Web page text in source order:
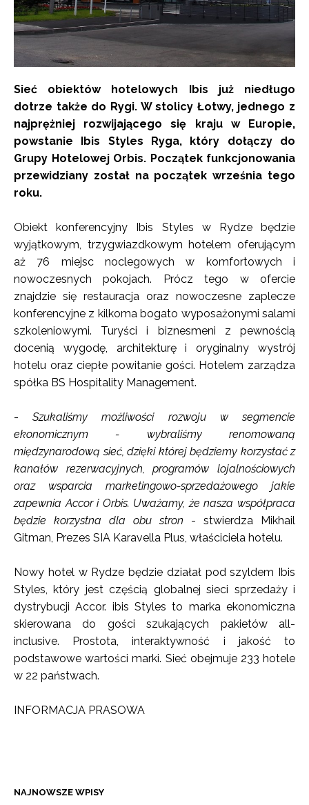
Sieć obiektów hotelowych Ibis już niedługo
dotrze także do Rygi. W stolicy Łotwy, jednego z
najprężniej rozwijającego się kraju w Europie,
powstanie Ibis Styles Ryga, który dołączy do
Grupy Hotelowej Orbis. Początek funkcjonowania
przewidziany został na początek września tego
roku.
Obiekt konferencyjny Ibis Styles w Rydze będzie
wyjątkowym, trzygwiazdkowym hotelem oferującym
aż 76 miejsc noclegowych w komfortowych i
nowoczesnych pokojach. Prócz tego w ofercie
znajdzie się restauracja oraz nowoczesne zaplecze
konferencyjne z kilkoma bogato wyposażonymi salami
szkoleniowymi. Turyści i biznesmeni z pewnością
docenią wygodę, architekturę i oryginalny wystrój
hotelu oraz ciepłe powitanie gości. Hotelem zarządza
spółka BS Hospitality Management.
-Szukaliśmy możliwości rozwoju w segmencie
ekonomicznym - wybraliśmy renomowaną
międzynarodową sieć, dzięki której będziemy korzystać z
kanałów rezerwacyjnych, programów lojalnościowych
oraz wsparcia marketingowo-sprzedażowego jakie
zapewnia Accor i Orbis. Uważamy, że nasza współpraca
będzie korzystna dla obu stron - stwierdza Mikhail
Gitman, Prezes SIA Karavella Plus, właściciela hotelu.
Nowy hotel w Rydze będzie działał pod szyldem Ibis
Styles, który jest częścią globalnej sieci sprzedaży i
dystrybucji Accor. ibis Styles to marka ekonomiczna
skierowana do gości szukających pakietów all-
inclusive. Prostota, interaktywność i jakość to
podstawowe wartości marki. Sieć obejmuje 233 hotele
w 22 państwach.
INFORMACJA PRASOWA
NAJNOWSZE WPISY